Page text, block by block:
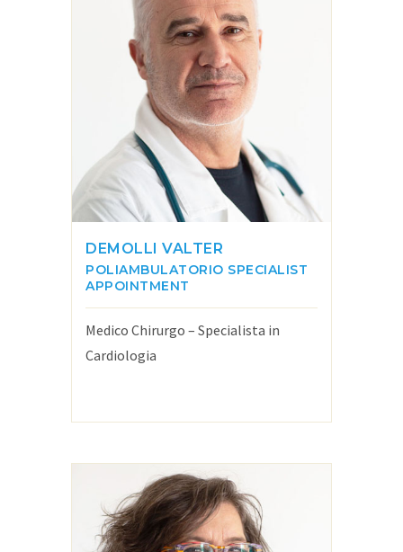
DEMOLLI VALTER
POLIAMBULATORIO SPECIALIST
APPOINTMENT
Medico Chirurgo – Specialista in
Cardiologia